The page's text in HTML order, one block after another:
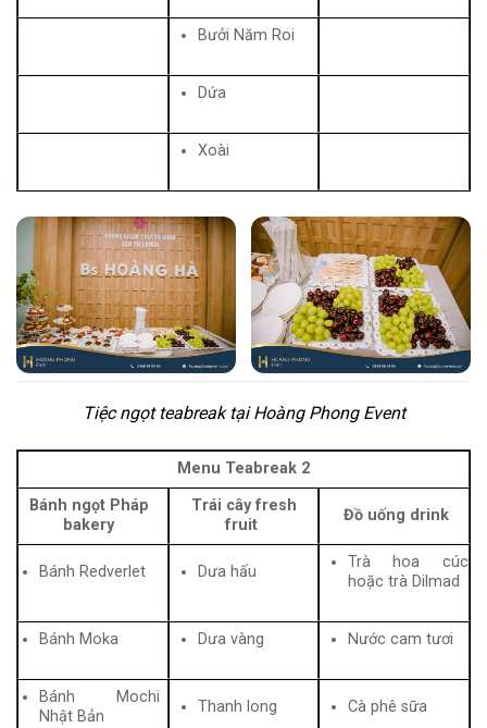
Bưởi Năm Roi
Dứa
Xoài
Tiệc ngọt teabreak tại Hoàng Phong Event
Menu Teabreak 2
Bánh ngọt Pháp
bakery
Trái cây fresh
fruit
Đồ uống drink
Bánh Redverlet Dưa hấu
Trà hoa cúc
hoặc trà Dilmad
Bánh Moka Dưa vàng Nước cam tươi
Bánh Mochi
Nhật Bản
Thanh long Cà phê sữa